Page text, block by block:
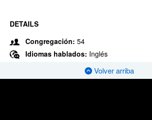
DETAILS
Congregación: 54
Idiomas hablados: Inglés
Volver arriba